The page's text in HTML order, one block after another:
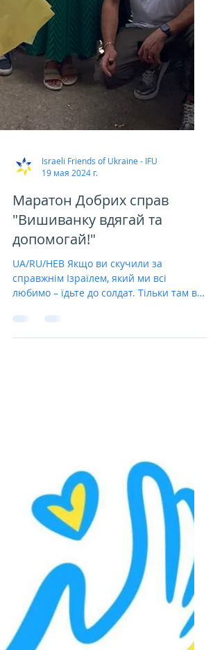
19 мая 2024 г.
Маратон Добрих справ
"Вишиванку вдягай та
допомогай!"
UA/RU/HEB Якщо ви скучили за
справжнім Ізраїлем, який ми всі
любимо – їдьте до солдат. Тільки там ви